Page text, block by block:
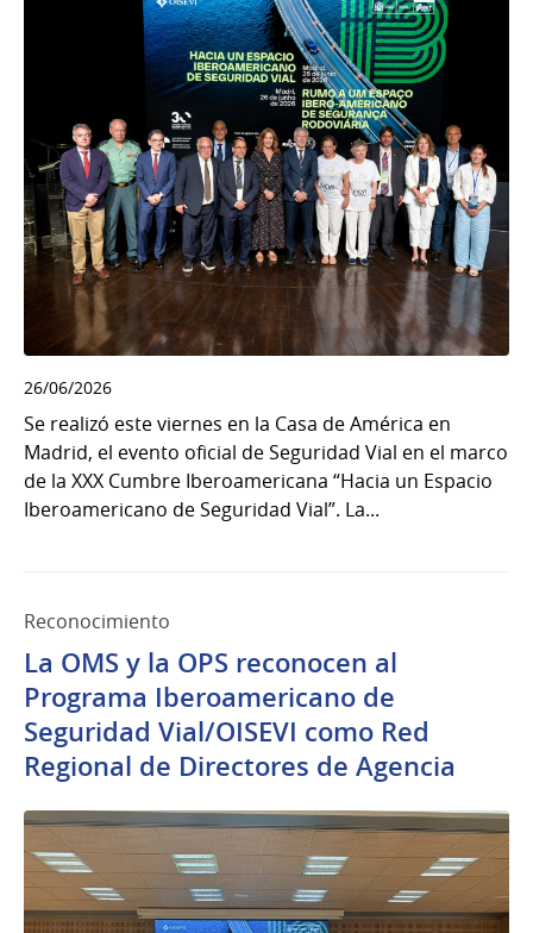
26/06/2026
Se realizó este viernes en la Casa de América en
Madrid, el evento oficial de Seguridad Vial en el marco
de la XXX Cumbre Iberoamericana “Hacia un Espacio
Iberoamericano de Seguridad Vial”. La...
Reconocimiento
La OMS y la OPS reconocen al
Programa Iberoamericano de
Seguridad Vial/OISEVI como Red
Regional de Directores de Agencia